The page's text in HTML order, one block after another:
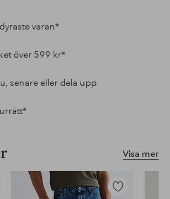
varan*
över 599 kr*
senare eller dela upp
Visa mer
Lägg